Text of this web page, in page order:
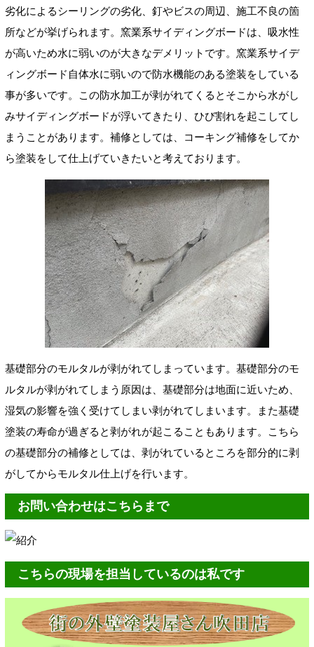
劣化によるシーリングの劣化、釘やビスの周辺、施工不良の箇
所などが挙げられます。窯業系サイディングボードは、吸水性
が高いため水に弱いのが大きなデメリットです。窯業系サイデ
ィングボード自体水に弱いので防水機能のある塗装をしている
事が多いです。この防水加工が剥がれてくるとそこから水がし
みサイディングボードが浮いてきたり、ひび割れを起こしてし
まうことがあります。補修としては、コーキング補修をしてか
ら塗装をして仕上げていきたいと考えております。
基礎部分のモルタルが剥がれてしまっています。基礎部分のモ
ルタルが剥がれてしまう原因は、基礎部分は地面に近いため、
湿気の影響を強く受けてしまい剥がれてしまいます。また基礎
塗装の寿命が過ぎると剥がれが起こることもあります。こちら
の基礎部分の補修としては、剥がれているところを部分的に剥
がしてからモルタル仕上げを行います。
お問い合わせはこちらまで
こちらの現場を担当しているのは私です